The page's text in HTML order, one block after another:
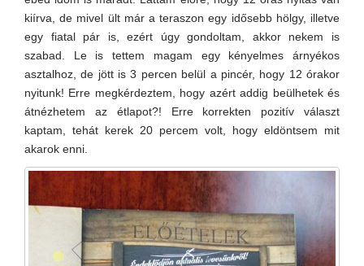
kiírva, de mivel ült már a teraszon egy idősebb hölgy, illetve
egy fiatal pár is, ezért úgy gondoltam, akkor nekem is
szabad. Le is tettem magam egy kényelmes árnyékos
asztalhoz, de jött is 3 percen belül a pincér, hogy 12 órakor
nyitunk! Erre megkérdeztem, hogy azért addig beülhetek és
átnézhetem az étlapot?! Erre korrekten pozitív választ
kaptam, tehát kerek 20 percem volt, hogy eldöntsem mit
akarok enni.